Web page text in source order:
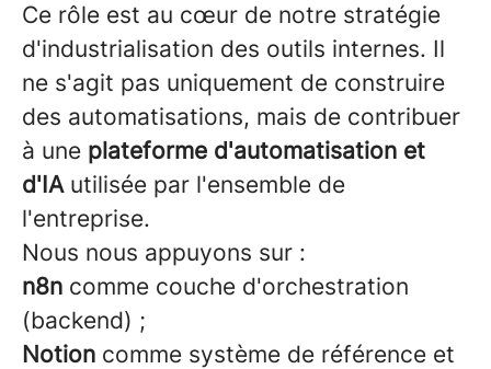
Ce rôle est au cœur de notre stratégie
d'industrialisation des outils internes. Il
ne s'agit pas uniquement de construire
des automatisations, mais de contribuer
à une plateforme d'automatisation et
d'IAutilisée par l'ensemble de
l'entreprise.
Nous nous appuyons sur :
n8n comme couche d'orchestration
(backend) ;
Notion comme système de référence et